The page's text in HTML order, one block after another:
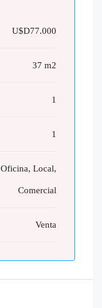
U$D77.000
37 m2
1
1
Oficina, Local,
Comercial
Venta